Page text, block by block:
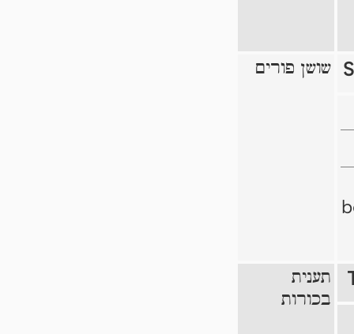
שושן פורים
תענית
בכורות